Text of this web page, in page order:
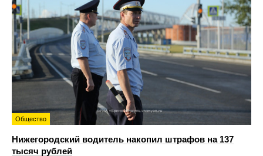
Общество
Нижегородский водитель накопил штрафов на 137
тысяч рублей